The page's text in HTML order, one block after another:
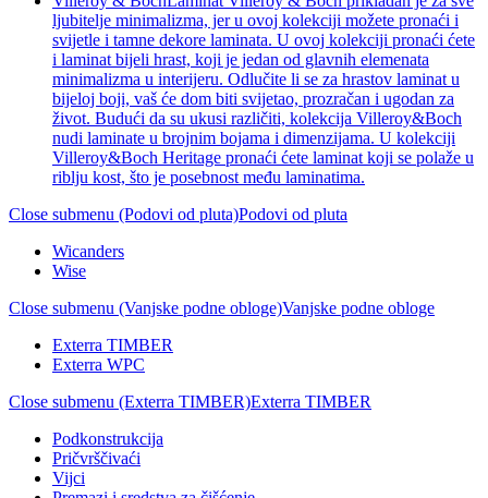
ljubitelje minimalizma, jer u ovoj kolekciji možete pronaći i
svijetle i tamne dekore laminata. U ovoj kolekciji pronaći ćete
i laminat bijeli hrast, koji je jedan od glavnih elemenata
minimalizma u interijeru. Odlučite li se za hrastov laminat u
bijeloj boji, vaš će dom biti svijetao, prozračan i ugodan za
život. Budući da su ukusi različiti, kolekcija Villeroy&Boch
nudi laminate u brojnim bojama i dimenzijama. U kolekciji
Villeroy&Boch Heritage pronaći ćete laminat koji se polaže u
riblju kost, što je posebnost među laminatima.
Close submenu (Podovi od pluta)Podovi od pluta
Wicanders
Wise
Close submenu (Vanjske podne obloge)Vanjske podne obloge
Exterra TIMBER
Exterra WPC
Close submenu (Exterra TIMBER)Exterra TIMBER
Podkonstrukcija
Pričvrščivaći
Vijci